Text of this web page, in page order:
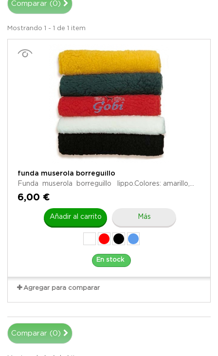
Comparar (0 )
Mostrando 1 - 1 de 1 item
funda muserola borreguillo
Funda muserola borreguillo lippo.Colores: amarillo,...
6,00 €
Añadir al carrito Más
En stock
Agregar para comparar
Comparar (0 )